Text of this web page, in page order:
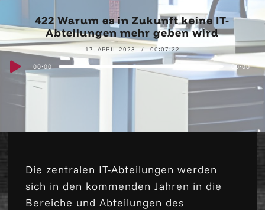
422 Warum es in Zukunft keine IT-
Abteilungen mehr geben wird
17. APRIL 2023 00:07:22
Audio
Player
00:00 00:00
Die zentralen IT-Abteilungen werden
sich in den kommenden Jahren in die
Bereiche und Abteilungen des